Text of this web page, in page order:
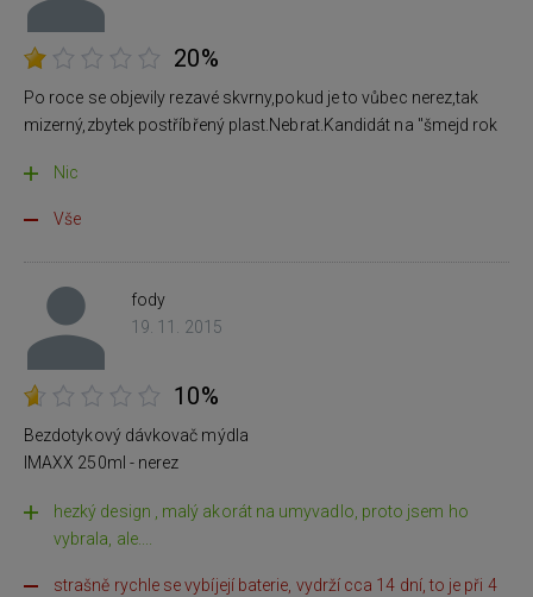
20%
Po roce se objevily rezavé skvrny,pokud je to vůbec nerez,tak
mizerný,zbytek postříbřený plast.Nebrat.Kandidát na "šmejd rok
Nic
Vše
fody
19. 11. 2015
10%
Bezdotykový dávkovač mýdla
IMAXX 250ml - nerez
hezký design , malý akorát na umyvadlo, proto jsem ho
vybrala, ale....
strašně rychle se vybíjejí baterie, vydrží cca 14 dní, to je při 4